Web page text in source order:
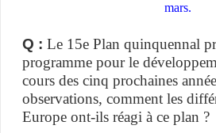
mars.
Q : Le 15e Plan quinquennal
programme pour le
cours des cinq prochaines
observations, comment les
Europe ont-ils réagi à ce plan ?